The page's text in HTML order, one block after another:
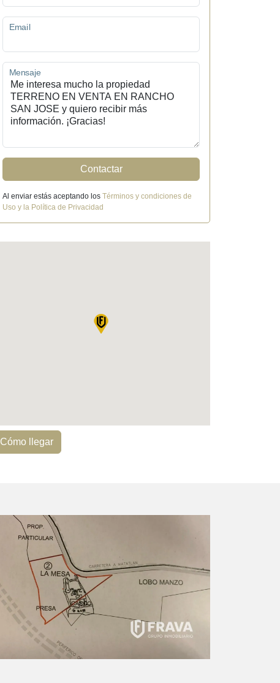
Email
Mensaje
Contactar
Al enviar estás aceptando los Términos y condiciones de
Uso y la Política de Privacidad
Cómo llegar